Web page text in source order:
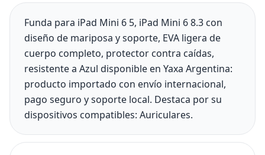
Funda para iPad Mini 6 5, iPad Mini 6 8.3 con
diseño de mariposa y soporte, EVA ligera de
cuerpo completo, protector contra caídas,
resistente a Azul disponible en Yaxa Argentina:
producto importado con envío internacional,
pago seguro y soporte local. Destaca por su
dispositivos compatibles: Auriculares.